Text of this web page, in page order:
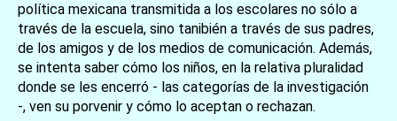
política mexicana transmitida a los escolares no sólo a
través de la escuela, sino tanibién a través de sus padres,
de los amigos y de los medios de comunicación. Además,
se intenta saber cómo los niños, en la relativa pluralidad
donde se les encerró - las categorías de la investigación
-, ven su porvenir y cómo lo aceptan o rechazan.